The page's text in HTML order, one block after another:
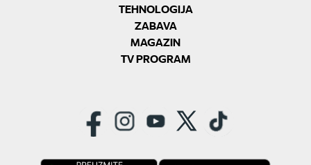
TEHNOLOGIJA
ZABAVA
MAGAZIN
TV PROGRAM